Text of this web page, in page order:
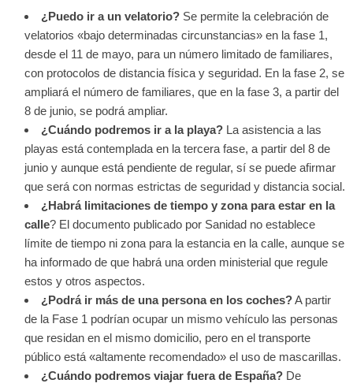
¿Puedo ir a un velatorio? Se permite la celebración de
velatorios «bajo determinadas circunstancias» en la fase 1,
desde el 11 de mayo, para un número limitado de familiares,
con protocolos de distancia física y seguridad. En la fase 2, se
ampliará el número de familiares, que en la fase 3, a partir del
8 de junio, se podrá ampliar.
¿Cuándo podremos ir a la playa? La asistencia a las
playas está contemplada en la tercera fase, a partir del 8 de
junio y aunque está pendiente de regular, sí se puede afirmar
que será con normas estrictas de seguridad y distancia social.
¿Habrá limitaciones de tiempo y zona para estar en la
calle? El documento publicado por Sanidad no establece
límite de tiempo ni zona para la estancia en la calle, aunque se
ha informado de que habrá una orden ministerial que regule
estos y otros aspectos.
¿Podrá ir más de una persona en los coches?A partir
de la Fase 1 podrían ocupar un mismo vehículo las personas
que residan en el mismo domicilio, pero en el transporte
público está «altamente recomendado» el uso de mascarillas.
¿Cuándo podremos viajar fuera de España? De